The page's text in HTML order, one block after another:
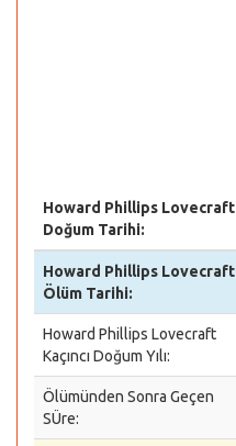
Howard Phillips Lovecraft
Doğum Tarihi:
Howard Phillips Lovecraft
Ölüm Tarihi:
Howard Phillips Lovecraft
Kaçıncı Doğum Yılı:
Ölümünden Sonra Geçen
SÜre: